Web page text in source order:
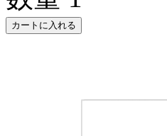
カートに入れる